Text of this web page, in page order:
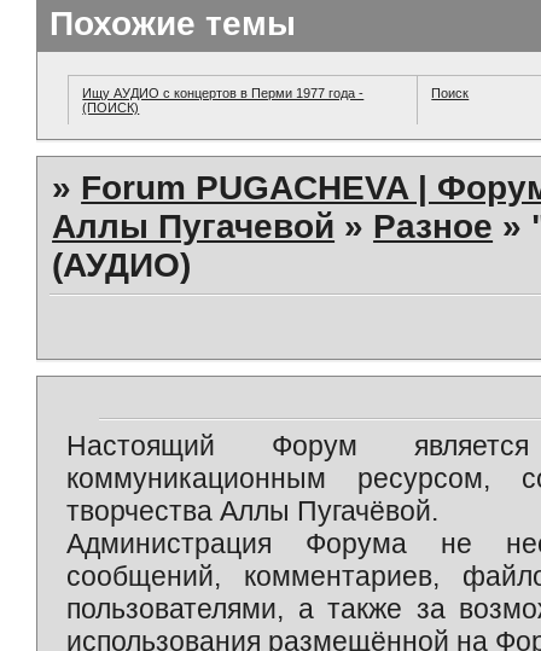
Похожие темы
Ищу АУДИО с концертов в Перми 1977 года -
(ПОИСК)
Поиск
» Forum PUGACHEVA |
Аллы Пугачевой » Разное »
(АУДИО)
Настоящий Форум является
коммуникационным ресурсом,
творчества Аллы Пугачёвой.
Администрация Форума не
сообщений, комментариев,
пользователями, а также за
использования размещённой на